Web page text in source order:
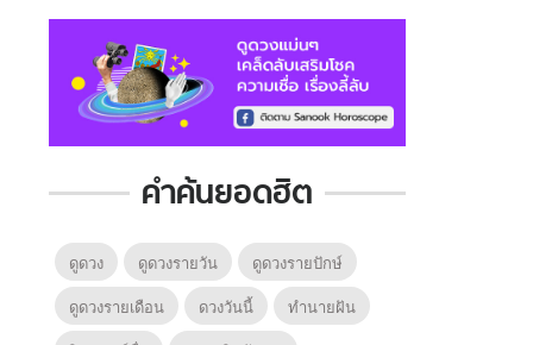
คำค้นยอดฮิต
ดูดวง ดูดวงรายวัน
ดูดวงรายปักษ์
ดูดวงรายเดือน
ดวงวันนี้
ทํานายฝัน